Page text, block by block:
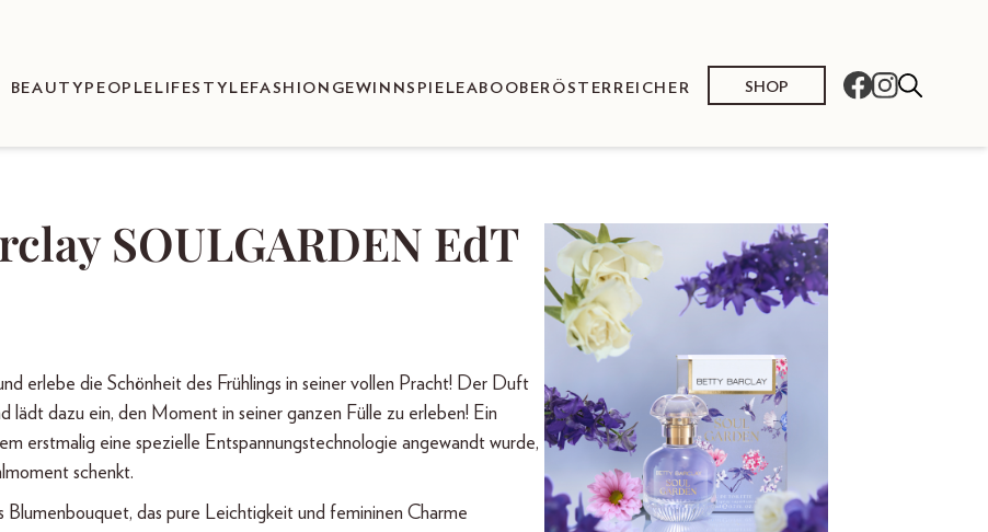
BEAUTY PEOPLE LIFESTYLEFASHION GEWINNSPIELEABO OBERÖSTERREICHER SHOP
SOULGARDEN EdT
erlebe die Schönheit des Frühlings in seiner vollen Pracht! Der Duft
lädt dazu ein, den Moment in seiner ganzen Fülle zu erleben! Ein
erstmalig eine spezielle Entspannungstechnologie angewandt wurde,
schenkt.
das pure Leichtigkeit und femininen Charme